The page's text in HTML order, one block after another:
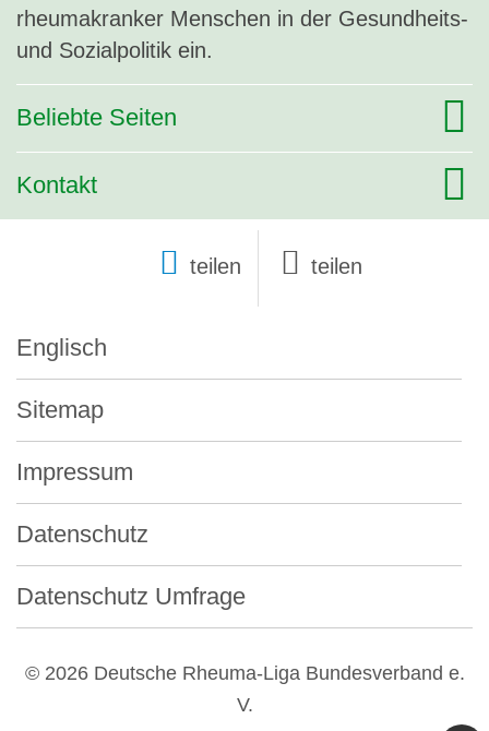
rheumakranker Menschen in der Gesundheits-
und Sozialpolitik ein.
Beliebte Seiten
Kontakt
teilen
© 2026 Deutsche Rheuma-Liga Bundesverband e.
V.
Englisch
Sitemap
Impressum
Datenschutz
Datenschutz Umfrage